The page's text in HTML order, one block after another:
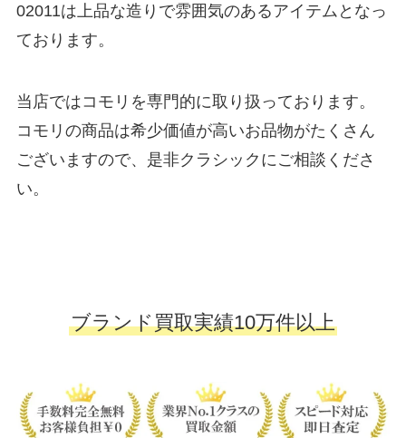
02011は上品な造りで雰囲気のあるアイテムとなっ
ております。
当店ではコモリを専門的に取り扱っております。
コモリの商品は希少価値が高いお品物がたくさん
ございますので、是非クラシックにご相談くださ
い。
ブランド買取実績10万件以上